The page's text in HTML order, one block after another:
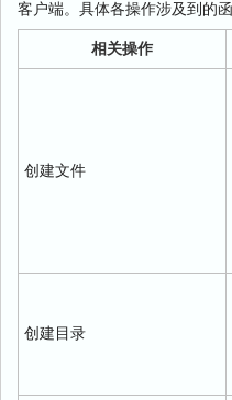
客户端。具体各操作涉及到的
相关操作
创建文件
创建目录